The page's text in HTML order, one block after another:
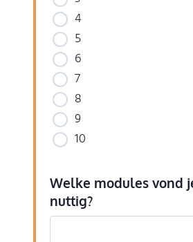
4
5
6
7
8
9
10
Welke modules vond
nuttig?